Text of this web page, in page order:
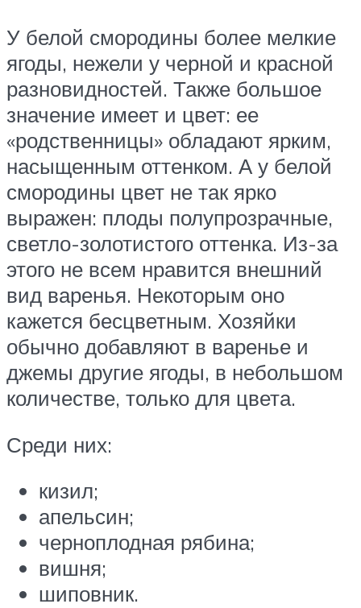
У белой смородины более мелкие
ягоды, нежели у черной и красной
разновидностей. Также большое
значение имеет и цвет: ее
«родственницы» обладают ярким,
насыщенным оттенком. А у белой
смородины цвет не так ярко
выражен: плоды полупрозрачные,
светло-золотистого оттенка. Из-за
этого не всем нравится внешний
вид варенья. Некоторым оно
кажется бесцветным. Хозяйки
обычно добавляют в варенье и
джемы другие ягоды, в небольшом
количестве, только для цвета.
Среди них:
кизил;
апельсин;
черноплодная рябина;
вишня;
шиповник.